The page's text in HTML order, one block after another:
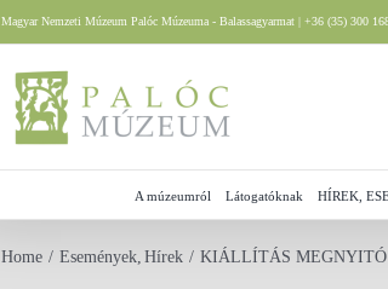
Magyar Nemzeti Múzeum Palóc Múzeuma - Balassagyarmat | +36 (35) 300
A múzeumról Látogatóknak HÍREK,
Home Események Hírek KIÁLLÍTÁS MEGNYITÓ